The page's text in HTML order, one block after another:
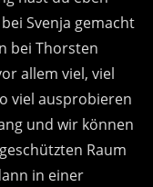
Svenja gemacht
bei Thorsten
allem viel, viel
viel ausprobieren
und wir können
Raum
in einer